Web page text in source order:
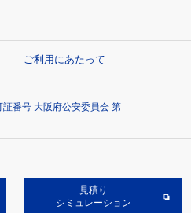
ご利用にあたって
番号 大阪府公安委員会 第
見積り
シミュレーション